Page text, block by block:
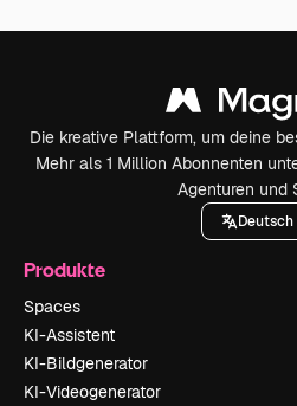
Die kreative Plattform, um deine
Mehr als 1 Million Abonnenten
Agenturen und
Deutsch
Produkte
Spaces
KI-Assistent
KI-Bildgenerator
KI-Videogenerator